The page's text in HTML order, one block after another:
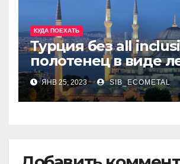
КУДА ПОЕХАТЬ
Турция без all
полотенец в виде
на постели? Она
существует!
ЯНВ 25, 2023 SIB_ECOMETAL